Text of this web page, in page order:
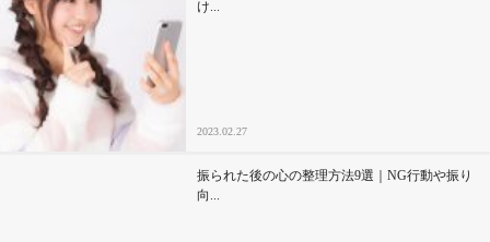
け...
2023.02.27
振られた後の心の整理方法9選｜NG行動や振り
向...